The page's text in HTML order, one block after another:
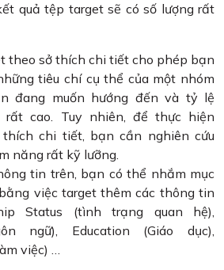
quả tệp target sẽ có số lượng rất
theo sở thích chi tiết cho phép bạn
tiêu chí cụ thể của một nhóm
đang muốn hướng đến và tỷ lệ
rất cao. Tuy nhiên, để thực hiện
chi tiết, bạn cần nghiên cứu
năng rất kỹ lưỡng.
tin trên, bạn có thể nhắm mục
việc target thêm các thông tin
Status (tình trạng quan hệ),
ngữ), Education (Giáo dục),
việc) …